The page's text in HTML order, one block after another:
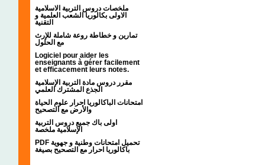
ملخصات دروس التربية الاسلامية
الاولى بكالوريا الشعب العلمية و
التقنية
تمارين و خطاطة روعة شاملة للإرث
مع الحلول
Logiciel pour aider les
enseignants à gérer facilement
et efficacement leurs notes.
مقرر دروس مادة التربية الإسلامية
الجذع المشترك العلمي
امتحانات الباكالوريا احرار علوم الحياة
والأرض مع التصحيح
اولى باك جميع دروس التربية
الإسلامية ملخصة
PDF تحميل امتحانات وطنية و جهوية
باكالوريا احرار مع التصحيح بصيغة